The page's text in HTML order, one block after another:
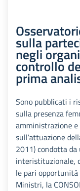
sulla
negli
controllo
prima
Sono pubblicati i
sulla presenza
amministrazione
sull’attuazione
2011) condotta
interistituzionale,
le pari opportunità
Ministri, la